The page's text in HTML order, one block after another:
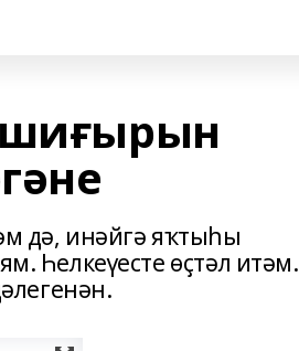
шиғырын
дә, инәйгә яҡтыһы
Һелкеүесте өҫтәл итәм.